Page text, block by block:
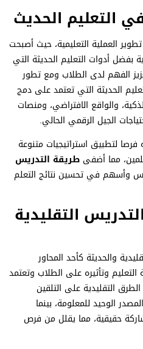
التعليم الحديث
العملية التعليمية، حيث أصبحت
أدوات التعليم الحديثة التي
لدى الطلاب ومع تطور
التي تعتمد على دمج
والواقع الافتراضي، ومنصات
الجيل الرقمي الحالي.
لتطبيق استراتيجيات متنوعة
مما أضفىطريقة التدريس
في تحسين نتائج التعلم
التقليدية
والحديثة كأحد المحاور
وتأثيره على الطلاب وتعتمد
التقليدية على التلقين
للمعلومة، بينما
حقيقية، مما يقلل من فرص